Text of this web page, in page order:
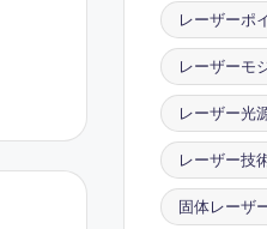
レーザーポ
レーザーモ
レーザー光
レーザー技
固体レーザ